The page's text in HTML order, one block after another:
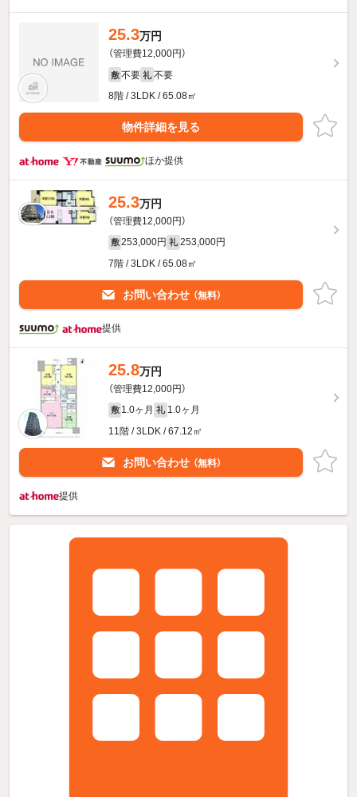
25.3万円
（管理費12,000円）
敷 不要 礼 不要
8階 / 3LDK / 65.08㎡
物件詳細を見る
ほか提供
25.3万円
（管理費12,000円）
敷 253,000円 礼 253,000円
7階 / 3LDK / 65.08㎡
お問い合わせ （無料）
提供
25.8万円
（管理費12,000円）
敷 1.0ヶ月 礼 1.0ヶ月
11階 / 3LDK / 67.12㎡
お問い合わせ （無料）
提供